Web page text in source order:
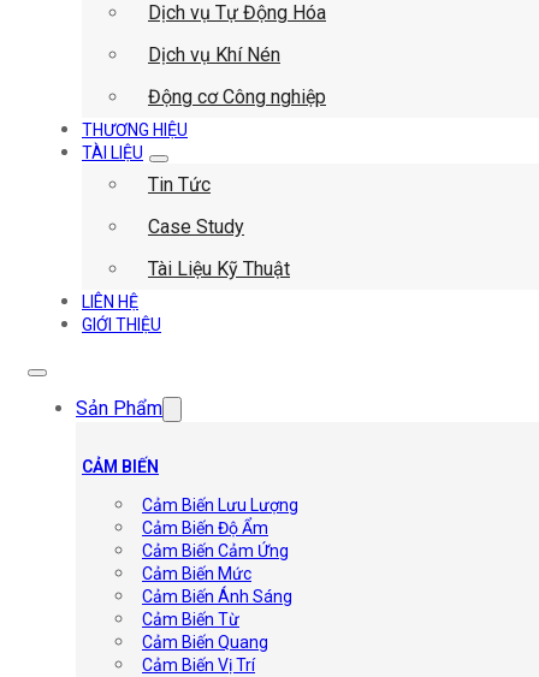
Dịch vụ Tự Động Hóa
Dịch vụ Khí Nén
Động cơ Công nghiệp
THƯƠNG HIỆU
TÀI LIỆU
Tin Tức
Case Study
Tài Liệu Kỹ Thuật
LIÊN HỆ
GIỚI THIỆU
Sản Phẩm
CẢM BIẾN
Cảm Biến Lưu Lượng
Cảm Biến Độ Ẩm
Cảm Biến Cảm Ứng
Cảm Biến Mức
Cảm Biến Ánh Sáng
Cảm Biến Từ
Cảm Biến Quang
Cảm Biến Vị Trí